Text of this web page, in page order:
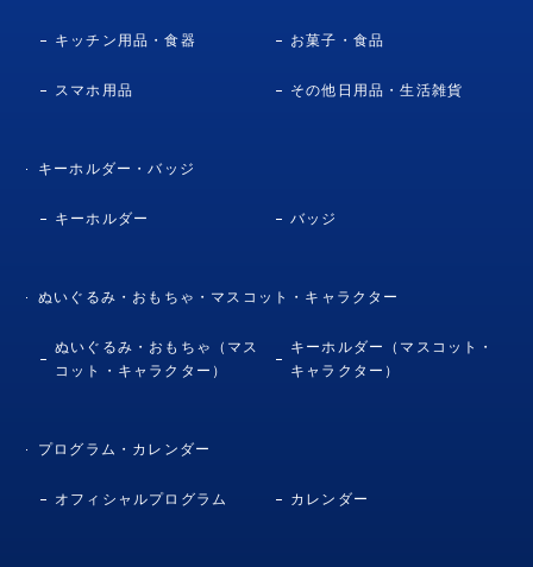
キッチン用品・食器 お菓子・食品
スマホ用品 その他日用品・生活雑貨
キーホルダー・バッジ
キーホルダー バッジ
ぬいぐるみ・おもちゃ・マスコット・キャラクター
ぬいぐるみ・おもちゃ（マス
コット・キャラクター）
キーホルダー（マスコット・
キャラクター）
プログラム・カレンダー
オフィシャルプログラム カレンダー